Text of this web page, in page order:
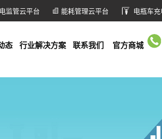
监管云平台 能耗管理云平台 电瓶车
态 行业解决方案 联系我们 官方商城